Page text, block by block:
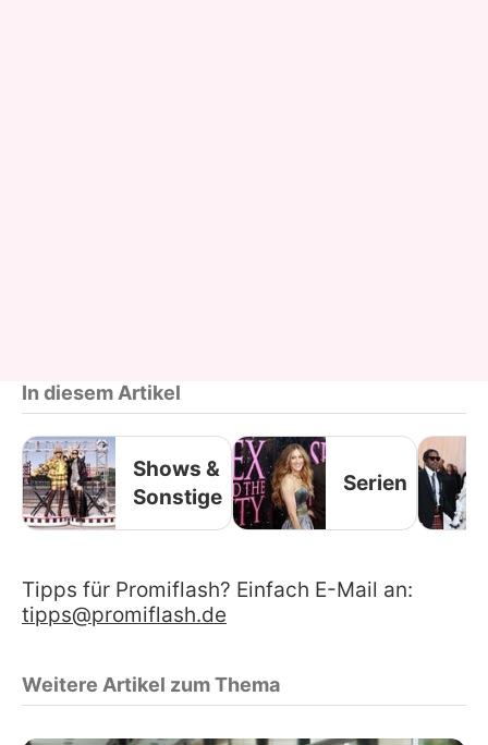
In diesem Artikel
Shows &
Sonstige
Serien
Tipps für Promiflash? Einfach E-Mail an:
tipps@promiflash.de
Weitere Artikel zum Thema